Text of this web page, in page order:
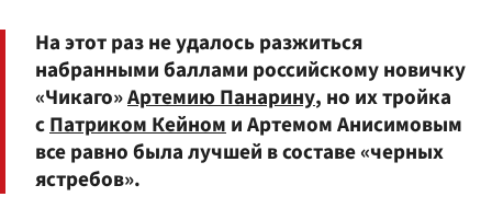
На этот раз не удалось разжиться
набранными баллами российскому новичку
«Чикаго»Артемию Панарину, но их тройка
сПатриком Кейноми Артемом Анисимовым
все равно была лучшей в составе «черных
ястребов».